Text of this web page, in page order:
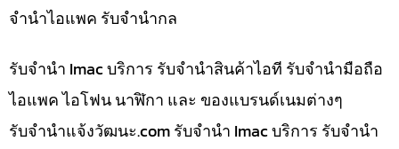
จำนำไอแพค รับจำนำกล
รับจำนำ Imac บริการ รับจำนำสินค้าไอที รับจำนำมือถือ
ไอแพค ไอโฟน นาฬิกา และ ของแบรนด์เนมต่างๆ
รับจํานําแจ้งวัฒนะ.com รับจำนำ Imac บริการ รับจำนำ